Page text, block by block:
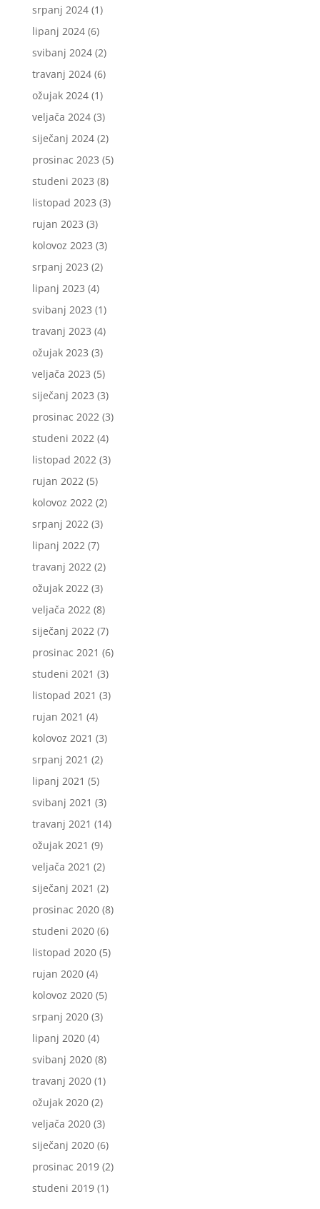
srpanj 2024(1)
lipanj 2024(6)
svibanj 2024(2)
travanj 2024(6)
ožujak 2024(1)
veljača 2024(3)
siječanj 2024(2)
prosinac 2023 (5)
studeni 2023 (8)
listopad 2023 (3)
rujan 2023 (3)
kolovoz 2023 (3)
srpanj 2023 (2)
lipanj 2023 (4)
svibanj 2023 (1)
travanj 2023 (4)
ožujak 2023 (3)
veljača 2023 (5)
siječanj 2023 (3)
prosinac 2022(3)
studeni 2022(4)
listopad 2022(3)
rujan 2022(5)
kolovoz 2022(2)
srpanj 2022(3)
lipanj 2022(7)
travanj 2022(2)
ožujak 2022(3)
veljača 2022(8)
siječanj 2022(7)
prosinac 2021 (6)
studeni 2021 (3)
listopad 2021 (3)
rujan 2021 (4)
kolovoz 2021 (3)
srpanj 2021 (2)
lipanj 2021 (5)
svibanj 2021 (3)
travanj 2021 (14)
ožujak 2021 (9)
veljača 2021 (2)
siječanj 2021 (2)
prosinac 2020(8)
studeni 2020(6)
listopad 2020(5)
rujan 2020(4)
kolovoz 2020(5)
srpanj 2020(3)
lipanj 2020(4)
svibanj 2020(8)
travanj 2020(1)
ožujak 2020(2)
veljača 2020(3)
siječanj 2020(6)
prosinac 2019(2)
studeni 2019(1)